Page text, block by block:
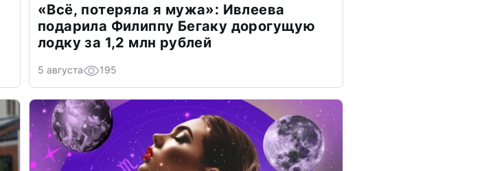
«Всё, потеряла я мужа»: Ивлеева
подарила Филиппу Бегаку дорогущую
лодку за 1,2 млн рублей
5 августа 195